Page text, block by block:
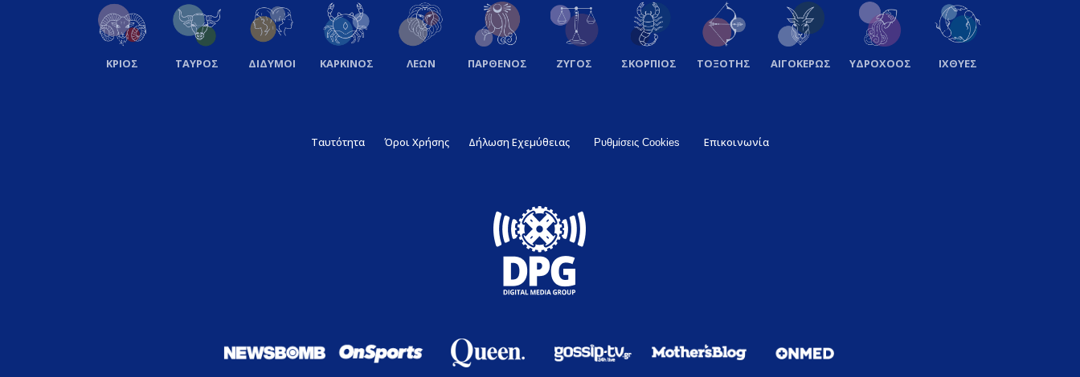
ΚΡΙΟΣ ΤΑΥΡΟΣ ΔΙΔΥΜΟΙ ΚΑΡΚΙΝΟΣ ΛΕΩΝ ΠΑΡΘΕΝΟΣ ΖΥΓΟΣ ΣΚΟΡΠΙΟΣ ΤΟΞΟΤΗΣ ΑΙΓΟΚΕΡΩΣ ΥΔΡΟΧΟΟΣ ΙΧΘΥΕΣ
Ταυτότητα Όροι Χρήσης Δήλωση Εχεμύθειας Ρυθμίσεις Cookies Επικοινωνία